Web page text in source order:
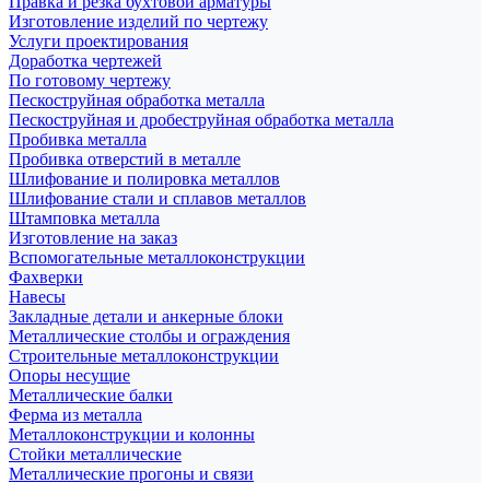
Изготовление изделий по чертежу
Услуги проектирования
Доработка чертежей
По готовому чертежу
Пескоструйная обработка металла
Пескоструйная и дробеструйная обработка металла
Пробивка металла
Пробивка отверстий в металле
Шлифование и полировка металлов
Шлифование стали и сплавов металлов
Штамповка металла
Изготовление на заказ
Вспомогательные металлоконструкции
Фахверки
Навесы
Закладные детали и анкерные блоки
Металлические столбы и ограждения
Строительные металлоконструкции
Опоры несущие
Металлические балки
Ферма из металла
Металлоконструкции и колонны
Стойки металлические
Металлические прогоны и связи